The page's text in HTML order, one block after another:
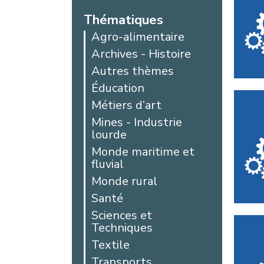
Thématiques
Agro-alimentaire
Archives - Histoire
Autres thèmes
Éducation
Métiers d’art
Mines - Industrie
lourde
Monde maritime et
fluvial
Monde rural
Santé
Sciences et
Techniques
Textile